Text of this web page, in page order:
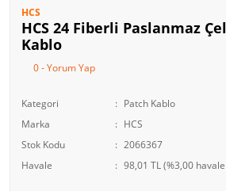
HCS
HCS 24 Fiberli Paslanmaz
Kablo
0 - Yorum Yap
Kategori
Patch Kablo
Marka
HCS
Stok Kodu
2066367
Havale
98,01 TL (%3,00